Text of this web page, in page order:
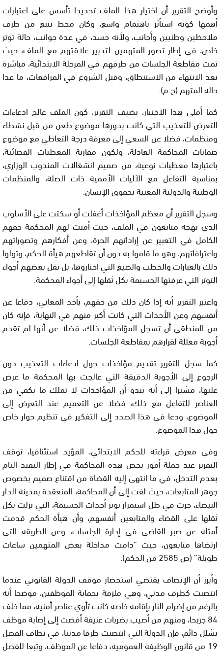
وأوضح التقرير أن اختيار هذا الملف تحديدا تأسس على اعتبارات
أهمها كونه استأثر باهتمام واسع، وكان محط تتبع من طرف
ملاحظين وطنيين وأجانب، ولأنه جسد، في عدة جوانب، حالة توتر
خاص، في إطار تصور المتهمين لتدبير علاقتهم مع الملف، حيث
تمت مقاطعة الجلسات من طرفهم في المرحلة الابتدائية، مباشرة
بعد الانتهاء من الاستنطاق، وقبل الشروع في المرافعات، ما عدا
حالة المتهم (ح.م).
كما أملى هذا الاختيار، يضيف التقرير، كون الملف عالج ادعاءات
التعرض للتعذيب التي كانت بدورها موضوع طعن من قبل نشطاء
ومنظمات، فضلا عن السعي إلى معرفة درجة التعاطي مع موضوع
ضمانات المحاكمة العادلة، ولكون مقاربة المعطيات القضائية،
باعتبارها معطيات نوعية، من صميم انشغالات المندوب الوزاري،
بمناسبة التفاعل مع الآليات الأممية ذات الصلة، والمنظمات
الوطنية والدولية المعنية بحقوق الإنسان.
وسجل التقرير أن معظم المؤاخذات أغفلت أو سكتت على الأسلوب
الذي نهجه متابعون في الملف، حيث أمنت لهم المحكمة حقهم
الكامل في التعبير عن إراداتهم الحرة، وعن أفكارهم وتصوراتهم
واعترافاتهم، وهو ما قاموا به دون أن تقاطعهم هيأة الحكم، وتولوا
ذلك بالعبارات والخطب والصيغ التي اختاروها، بل نقل بعضهم أجواء
التوتر التي عرفتها الحسيمة بكل ثقلها إلى أجواء المحكمة.
واعتبر التقرير أنه إذا كان ذلك من حقهم، بأحد المعاني، دفاعا عن
أنفسهم وعن الأحداث التي كانت أكبر منهم في النهاية، فإنه كان
من المنطقي أن تسجل المؤاخذات ذلك، فضلا عن أنها لم تقدم
أجوبة معللة لقرارهم بمقاطعة الجلسات.
كما سجل التقرير تقديم مؤاخذات حول ادعاءات التعذيب دون
الرجوع إلى الأجوبة الدقيقة التي عالجت بها المحكمة ما عرض
عليها، مشيرا إلى أنه يبدو أن المؤاخذات لا تملك ما يكفي من
العناصر للتفاعل مع ذلك، فضلا عن التعميم عند التعرض إلى
الموضوع، ودعا في هذا الصدد إلى التفكير في تنظيم حوار خاص
حول هذا الموضوع.
وفي معرض قراءته للحكم الابتدائي، المؤيد استئنافيا، توقف
التقرير عند جملة أمور تخص هذه المحاكمة في إطار التقيد التام
بعدم التدخل، في ما انتهى إليه القضاة من اقتناع صميم بخصوص
جوهر المتابعات، حيث لفت إلى أن المحاكمة، المنعقدة بمدينة الدار
البيضاء، جرت في ظل استمرار توتر أحداث الحسيمة، التي نزلت بكل
ثقلها على القضاء والمتابعين أنفسهم، وأن هيأة الحكم قدمت
أمثلة عن صبر القاضي في إدارة الجلسات، وعن الطريقة التي
ارتضاها متابعون، حيث “دامت مداخلة بعض المتهمين ساعات
طويلة” (ص 2585 من الحكم).
وأبرز أن الإنصاف يقتضي استحضار موقف الدولة القانوني عندما
انتصبت كطرف مدني، وهي ملزمة بحماية الموظفين، موضحا أنه
بالرغم من إضرام النار بإقامة خاصة كانت تأوي عناصر أمنية، مما خلف
84 جريحا، ومنهم من أصيب بضربات عنيفة أفضت إلى إصابة موظف
بشلل دائم، فإن الدولة التي انتصبت طرفا مدنيا، في نطاف الفصل
19 من قانون الوظيفة العمومية، دفاعا عن الموظف، وتبعا للفصل